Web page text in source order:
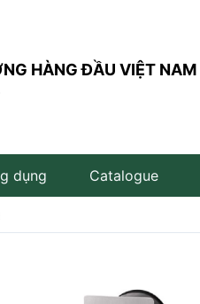
HÀNG ĐẦU VIỆT NAM
dụng Catalogue